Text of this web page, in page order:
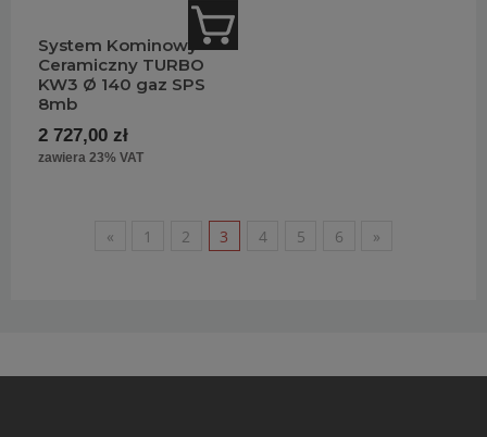
System Kominowy
Ceramiczny TURBO
KW3 Ø 140 gaz SPS
8mb
2 727,00 zł
zawiera 23% VAT
« 1 2 3 4 5 6 »